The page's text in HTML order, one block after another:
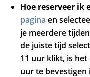
Hoe reserveer ik
pagina en
je meerdere
de juiste tijd
11 uur klikt, is het
uur te